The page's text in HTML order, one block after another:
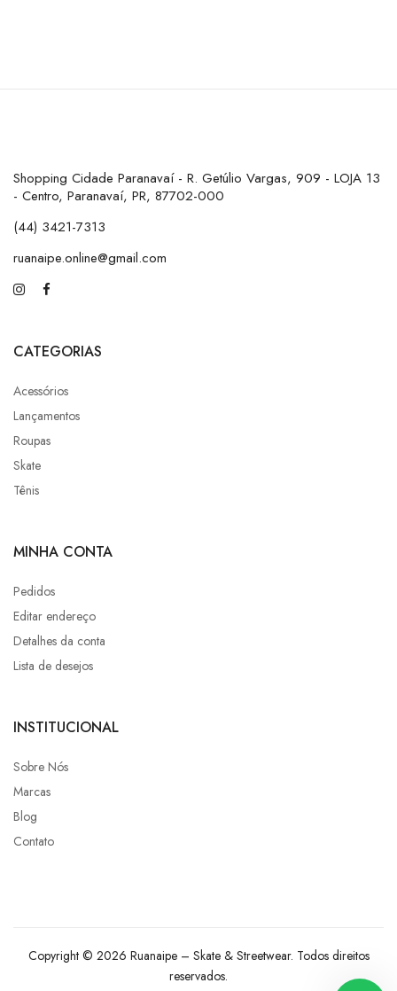
Shopping Cidade Paranavaí - R. Getúlio Vargas, 909 - LOJA 13
- Centro, Paranavaí, PR, 87702-000
(44) 3421-7313
ruanaipe.online@gmail.com
CATEGORIAS
Acessórios
Lançamentos
Roupas
Skate
Tênis
MINHA CONTA
Pedidos
Editar endereço
Detalhes da conta
Lista de desejos
INSTITUCIONAL
Sobre Nós
Marcas
Blog
Contato
Copyright © 2026 Ruanaipe – Skate & Streetwear. Todos direitos
reservados.